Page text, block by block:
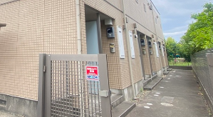
東北
関東
関西
中国・四国
から探す
ら探す